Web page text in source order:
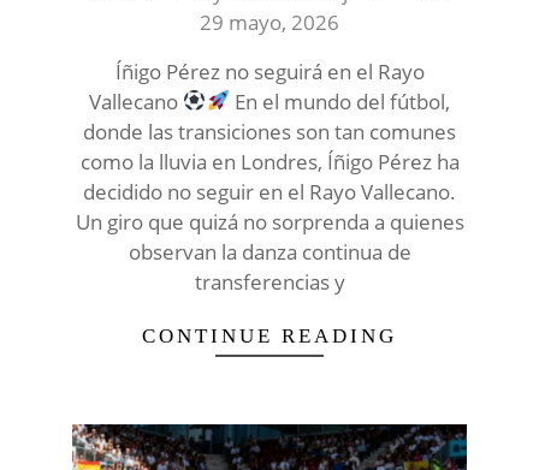
29 mayo, 2026
Íñigo Pérez no seguirá en el Rayo
Vallecano
En el mundo del fútbol,
donde las transiciones son tan comunes
como la lluvia en Londres, Íñigo Pérez ha
decidido no seguir en el Rayo Vallecano.
Un giro que quizá no sorprenda a quienes
observan la danza continua de
transferencias y
CONTINUE READING